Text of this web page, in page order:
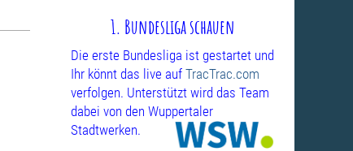
1. Bundesliga schauen
Die erste Bundesliga ist gestartet und
Ihr könnt das live auf TracTrac.com
verfolgen. Unterstützt wird das Team
dabei von den Wuppertaler
Stadtwerken.